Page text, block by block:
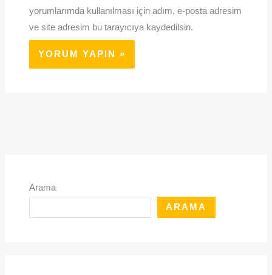
yorumlarımda kullanılması için adım, e-posta adresim
ve site adresim bu tarayıcıya kaydedilsin.
Arama
ARAMA